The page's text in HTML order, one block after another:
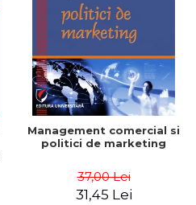
Management comercial si
politici de marketing
37,00 Lei
31,45 Lei